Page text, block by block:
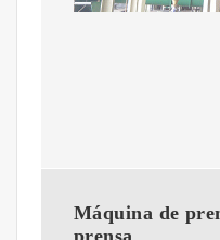
Máquina de
prensa